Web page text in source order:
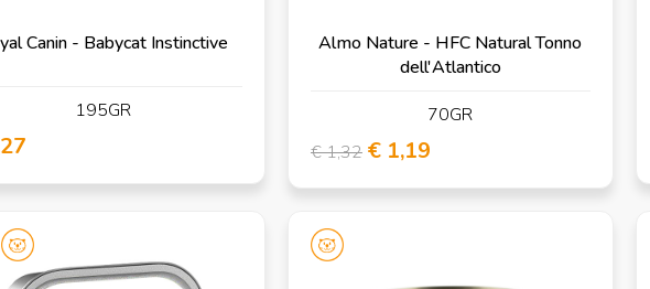
Canin - Babycat Instinctive
195GR
Almo Nature - HFC Natural Tonno
dell'Atlantico
70GR
€ 1,32 € 1,19